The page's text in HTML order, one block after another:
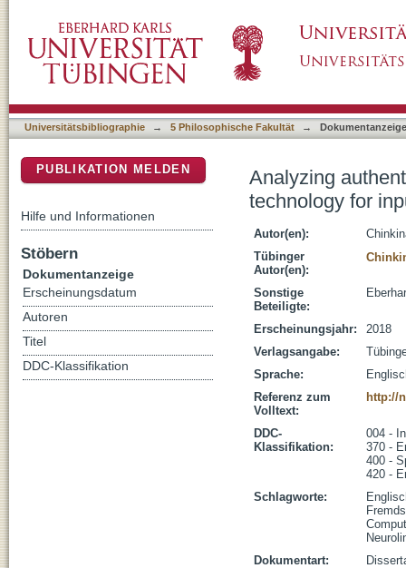
question generation
Universitätsbibliographie → 5 Philosophische Fakultät → Dokumentanzeige
Analyzing
technology for
Autor(en):
Tübinger
Autor(en):
Sonstige
Beteiligte:
Erscheinungsjahr:
2018
Verlagsangabe:
Sprache:
Referenz zum
Volltext:
http://
DDC-
Klassifikation:
004 -
370 -
400 -
420 -
Schlagworte:
Dokumentart:
PUBLIKATION MELDEN
Hilfe und Informationen
Stöbern
Dokumentanzeige
Erscheinungsdatum
Autoren
Titel
DDC-Klassifikation